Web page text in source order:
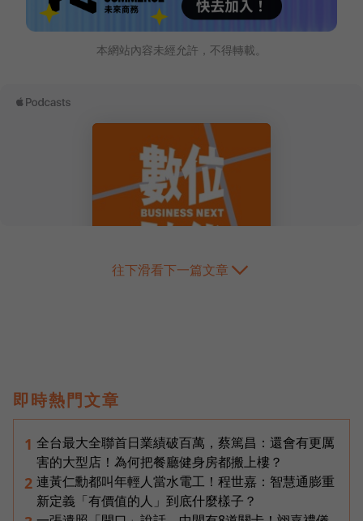
本網站內容未經允許，不得轉載。
往下滑看下一篇文章
即時熱門文章
1 全台最大全聯首日業績破百萬，蔡篤昌：還會有更厲
害的大型店！為何把餐廳健身房都搬上樓？
2 連黃仁勳都叫年輕人當水電工！程世嘉：智慧通膨重
新定義「有價值的人」到底什麼樣子？